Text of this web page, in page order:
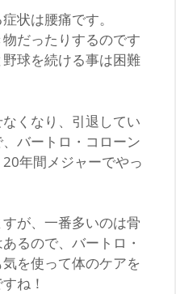
状は腰痛です。
だったりするのです
球を続ける事は困難
くなり、引退してい
バートロ・コローン
年間メジャーでやっ
が、一番多いのは骨
るので、バートロ・
を使って体のケアを
ね！